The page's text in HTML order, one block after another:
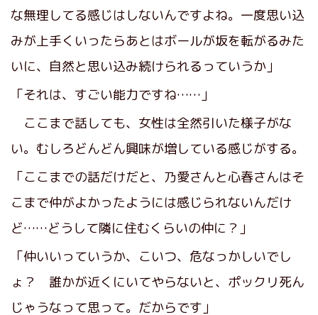
な無理してる感じはしないんですよね。一度思い込
みが上手くいったらあとはボールが坂を転がるみた
いに、自然と思い込み続けられるっていうか」
「それは、すごい能力ですね……」
ここまで話しても、女性は全然引いた様子がな
い。むしろどんどん興味が増している感じがする。
「ここまでの話だけだと、乃愛さんと心春さんはそ
こまで仲がよかったようには感じられないんだけ
ど……どうして隣に住むくらいの仲に？」
「仲いいっていうか、こいつ、危なっかしいでし
ょ？ 誰かが近くにいてやらないと、ポックリ死ん
じゃうなって思って。だからです」